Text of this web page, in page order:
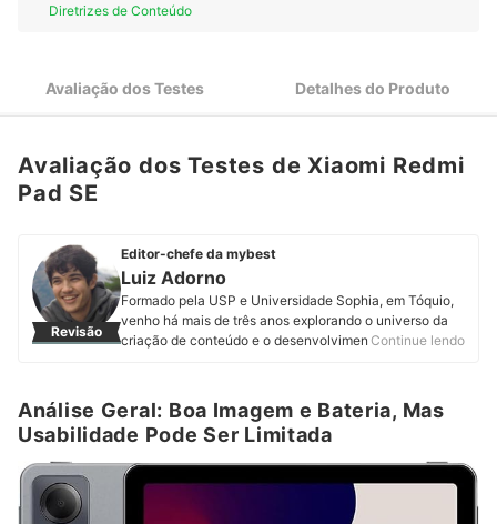
Diretrizes de Conteúdo
Avaliação dos Testes Detalhes do Produto
Avaliação dos Testes de Xiaomi Redmi
Pad SE
Revisão
Editor-chefe da mybest
Luiz Adorno
Formado pela USP e Universidade Sophia, em Tóquio,
venho há mais de três anos explorando o universo da
criação de conteúdo e o desenvolvimento de
de trazer informações de valor para nossos leitores.
Com uma curiosidade genuína por culturas e idiomas,
procuro sempre a maneira mais empática de ajudar as
pessoas a fazerem suas melhores escolhas.
Perfil de Luiz Adorno
Continue lendo
Análise Geral: Boa Imagem e Bateria, Mas
Usabilidade Pode Ser Limitada